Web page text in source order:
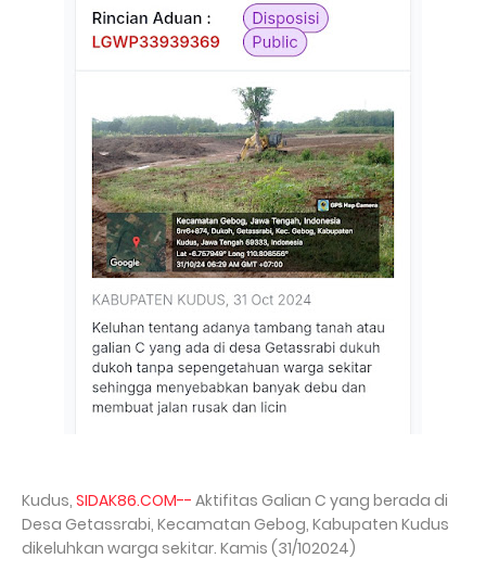
Kudus, SIDAK86.COM-- Aktifitas Galian C yang berada di
Desa Getassrabi, Kecamatan Gebog, Kabupaten Kudus
dikeluhkan warga sekitar. Kamis (31/102024)